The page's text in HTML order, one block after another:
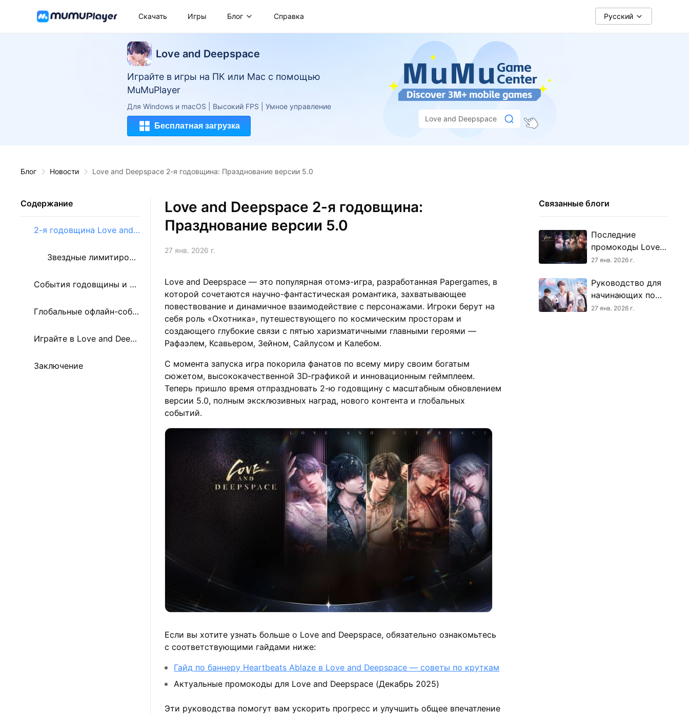
Скачать Игры Блог Справка Pусский
Love and Deepspace
Играйте в игры на ПК или Mac с помощью
MuMuPlayer
Для Windows и macOS | Высокий FPS | Умное управление
Бесплатная загрузка
Love and Deepspace
Блог Новости Love and Deepspace 2-я годовщина: Празднование версии 5.0
Содержание
2-я годовщина Love and
Deepspace: Главное в вер
сии 5.0
Звездные лимитирова
нные воспоминания: Т
рон Эроса
События годовщины и бе
сплатные награды
Глобальные офлайн-собы
тия и события сообщест
ва
Играйте в Love and Deeps
pace на ПК или Mac с по
Заключение
Love and Deepspace 2-я годовщина:
Празднование версии 5.0
27 янв. 2026 г.
Love and Deepspace — это популярная отомэ-игра, разработанная Papergames, в
которой сочетаются научно-фантастическая романтика, захватывающее
повествование и динамичное взаимодействие с персонажами. Игроки берут на
себя роль «Охотника», путешествующего по космическим просторам и
создающего глубокие связи с пятью харизматичными главными героями —
Рафаэлем, Ксавьером, Зейном, Сайлусом и Калебом.
С момента запуска игра покорила фанатов по всему миру своим богатым
сюжетом, высококачественной 3D-графикой и инновационным геймплеем.
Теперь пришло время отпраздновать 2-ю годовщину с масштабным обновлением
версии 5.0, полным эксклюзивных наград, нового контента и глобальных
событий.
Если вы хотите узнать больше о Love and Deepspace, обязательно ознакомьтесь
с соответствующими гайдами ниже:
Гайд по баннеру Heartbeats Ablaze в Love and Deepspace — советы по круткам
Актуальные промокоды для Love and Deepspace (Декабрь 2025)
Эти руководства помогут вам ускорить прогресс и улучшить общее впечатление
Связанные блоги
Последние
промокоды Love
and Deepspace
года)
27 янв. 2026 г.
Руководство для
начинающих по
Love and
27 янв. 2026 г.